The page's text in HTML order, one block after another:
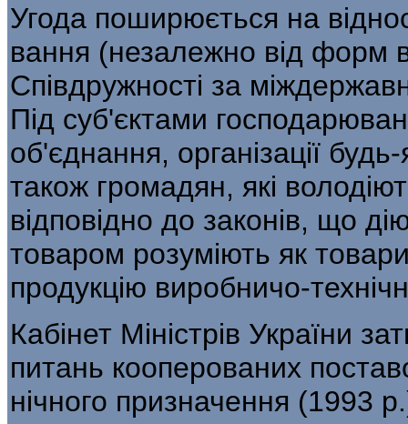
Угода поширюється на
вання (незалежно від форм
Співдружності за
Під суб'єктами
об'єднання, організації
також громадян, які
відповід­но до законів, що
товаром розуміють як
продукцію виробничо-
Кабінет Міністрів України
питань кооперованих
нічного призначення (1993